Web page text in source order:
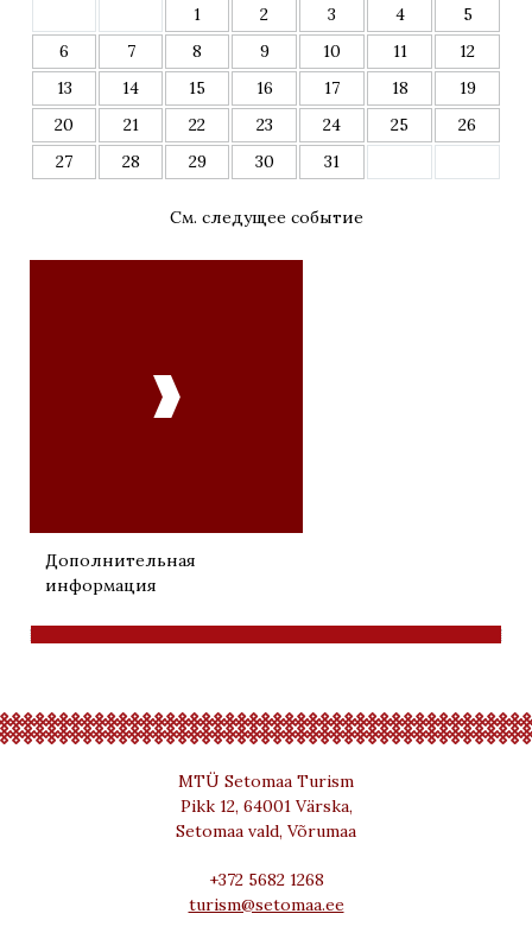
1 2 3 4
5
6
7 8 9 10 11
12
13
14 15 16 17 18
19
20
21 22 23 24 25
26
27
28 29 30 31
См. следущее событие

Дополнительная
информация
MTÜ Setomaa Turism
Pikk 12, 64001 Värska,
Setomaa vald, Võrumaa
+372 5682 1268
turism@setomaa.ee